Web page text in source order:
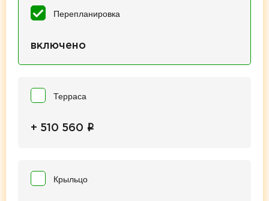
Перепланировка
включено
Терраса
+ 510 560 i
Крыльцо